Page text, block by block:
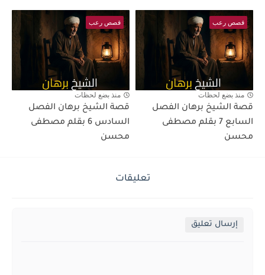
قصص رعب
منذ بضع لحظات
قصة الشيخ برهان الفصل
السابع 7 بقلم مصطفى
محسن
قصص رعب
منذ بضع لحظات
قصة الشيخ برهان الفصل
السادس 6 بقلم مصطفى
محسن
تعليقات
إرسال تعليق